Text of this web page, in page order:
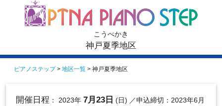
こうべかき
神戸夏季地区
ピアノステップ> 地区一覧 > 神戸夏季地区
開催日程 ： 2023年 7月23日 (日) ／申込締切：2023年6月